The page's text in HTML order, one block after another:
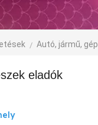
Autó, jármű, gép
eladók